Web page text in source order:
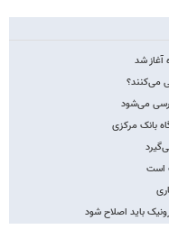
آغاز شد
می‌کنند؟
می‌شود
بانک مرکزی
است
باید اصلاح شود